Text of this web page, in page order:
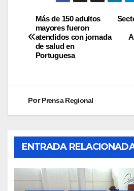
Más de 150 adultos
mayores fueron
atendidos con jornada
de salud en
Portuguesa
PorPrensa Regional
ENTRADA